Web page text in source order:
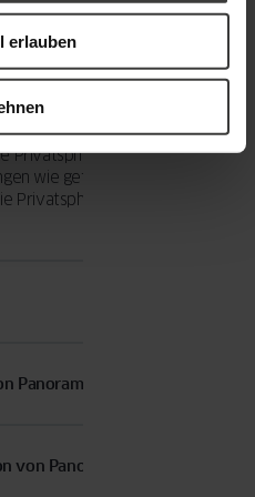
erlauben
Fragen
Privatsphäre?
Privatsphäre beeinflussen. Es
wie getöntes Glas,
Privatsphäre zu
ungefährliche Stücke zerfällt.
Panoramafenstern?
des Projekts. Es ist
und sich von Fachleuten
von Panoramafenstern?